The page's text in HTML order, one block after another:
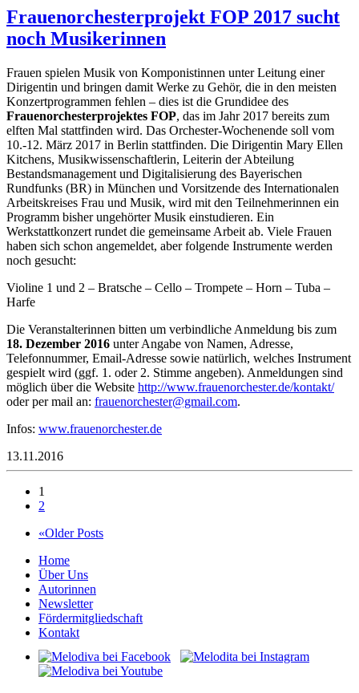
Frauenorchesterprojekt FOP 2017 sucht
noch Musikerinnen
Frauen spielen Musik von Komponistinnen unter Leitung einer
Dirigentin und bringen damit Werke zu Gehör, die in den meisten
Konzertprogrammen fehlen – dies ist die Grundidee des
Frauenorchesterprojektes FOP, das im Jahr 2017 bereits zum
elften Mal stattfinden wird. Das Orchester-Wochenende soll vom
10.-12. März 2017 in Berlin stattfinden. Die Dirigentin Mary Ellen
Kitchens, Musikwissenschaftlerin, Leiterin der Abteilung
Bestandsmanagement und Digitalisierung des Bayerischen
Rundfunks (BR) in München und Vorsitzende des Internationalen
Arbeitskreises Frau und Musik, wird mit den Teilnehmerinnen ein
Programm bisher ungehörter Musik einstudieren. Ein
Werkstattkonzert rundet die gemeinsame Arbeit ab. Viele Frauen
haben sich schon angemeldet, aber folgende Instrumente werden
noch gesucht:
Violine 1 und 2 – Bratsche – Cello – Trompete – Horn – Tuba –
Harfe
Die Veranstalterinnen bitten um verbindliche Anmeldung bis zum
18. Dezember 2016 unter Angabe von Namen, Adresse,
Telefonnummer, Email-Adresse sowie natürlich, welches Instrument
gespielt wird (ggf. 1. oder 2. Stimme angeben). Anmeldungen sind
möglich über die Website http://www.frauenorchester.de/kontakt/
oder per mail an:
moc.l
iamg@
retse
hcron
euarf
.
Infos: www.frauenorchester.de
13.11.2016
1
2
«Older Posts
Home
Über Uns
Autorinnen
Newsletter
Fördermitgliedschaft
Kontakt